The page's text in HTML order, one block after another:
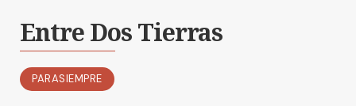
Entre Dos Tierras
PARASIEMPRE